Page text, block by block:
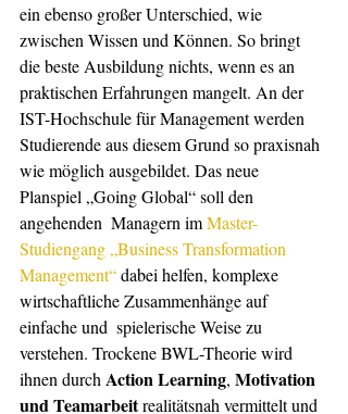
ein ebenso großer Unterschied, wie
zwischen Wissen und Können. So bringt
die beste Ausbildung nichts, wenn es an
praktischen Erfahrungen mangelt. An der
IST-Hochschule für Management werden
Studierende aus diesem Grund so praxisnah
wie möglich ausgebildet. Das neue
Planspiel „Going Global“ soll den
angehenden  Managern im Master-
Studiengang „Business Transformation
Management“ dabei helfen, komplexe
wirtschaftliche Zusammenhänge auf
einfache und  spielerische Weise zu
verstehen. Trockene BWL-Theorie wird
ihnen durch Action Learning, Motivation
und Teamarbeit realitätsnah vermittelt und